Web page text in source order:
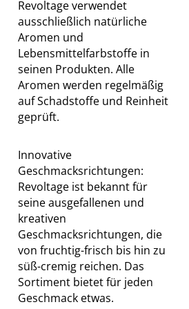
Revoltage verwendet
ausschließlich natürliche
Aromen und
Lebensmittelfarbstoffe in
seinen Produkten. Alle
Aromen werden regelmäßig
auf Schadstoffe und Reinheit
geprüft.
Innovative
Geschmacksrichtungen:
Revoltage ist bekannt für
seine ausgefallenen und
kreativen
Geschmacksrichtungen, die
von fruchtig-frisch bis hin zu
süß-cremig reichen. Das
Sortiment bietet für jeden
Geschmack etwas.